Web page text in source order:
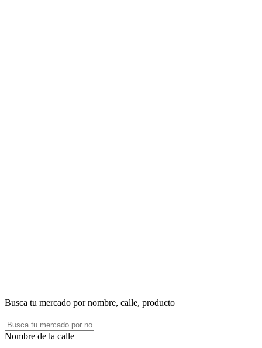
Busca tu mercado por nombre, calle, producto
Nombre de la calle